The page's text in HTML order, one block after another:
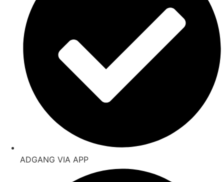
ADGANG VIA APP